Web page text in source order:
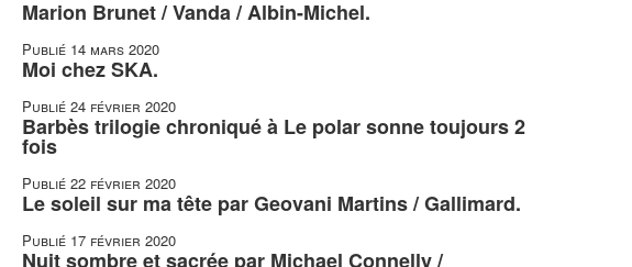
Marion Brunet / Vanda / Albin-Michel.
Publié 14 mars 2020
Moi chez SKA.
Publié 24 février 2020
Barbès trilogie chroniqué à Le polar sonne toujours 2
fois
Publié 22 février 2020
Le soleil sur ma tête par Geovani Martins / Gallimard.
Publié 17 février 2020
Nuit sombre et sacrée par Michael Connelly /